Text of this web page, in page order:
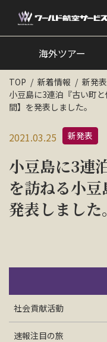
海外ツアー
国内ツアー
クルーズツアー
ツアー催行状況
旅のひろば
イベント
新着情報
海外ツアー
TOP 新着情報
新発表
小豆島に3連泊『古い町
間】を発表しました。
2021.03.25 新発表
小豆島に3連
を訪ねる小
発表しました。
社会貢献活動
速報注目の旅